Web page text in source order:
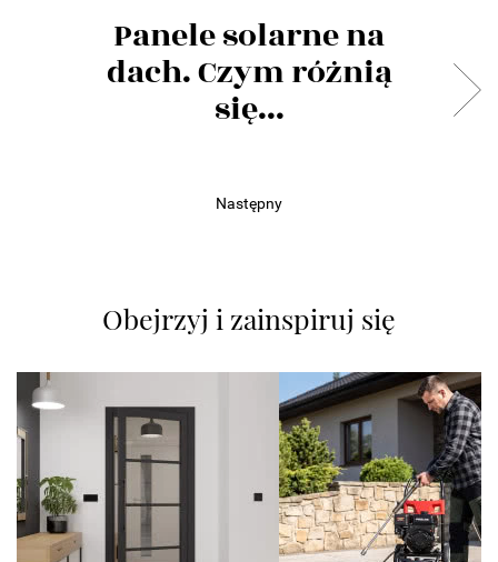
Panele solarne na
dach. Czym różnią
się...
Następny
Obejrzyj i zainspiruj się